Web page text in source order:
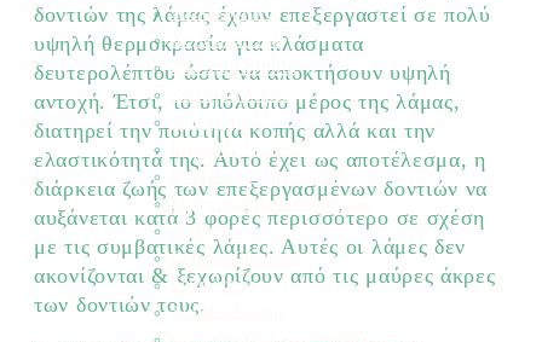
δοντιών της λάμας έχουν επεξεργαστεί σε πολύ
υψηλή θερμοκρασία για κλάσματα
δευτερολέπτου ώστε να αποκτήσουν υψηλή
αντοχή. Έτσι, το υπόλοιπο μέρος της λάμας,
διατηρεί την ποιότητα κοπής αλλά και την
ελαστικότητά της. Αυτό έχει ως αποτέλεσμα, η
διάρκεια ζωής των επεξεργασμένων δοντιών να
αυξάνεται κατά 3 φορές περισσότερο σε σχέση
με τις συμβατικές λάμες. Αυτές οι λάμες δεν
ακονίζονται & ξεχωρίζουν από τις μαύρες άκρες
των δοντιών τους.
Αλυσοπρίονα
Χορτοκοπτικά
Σύστημα Kombi
Σύστημα Multi
Φυσητήρες
Μηχανές Γκαζόν
Ψαλίδια Μπορντούρας
Μηχανήματα Καθαρισμού
Σκαπτικά
Ελαιοραβδιστικά
Τεμαχιστές
Αντλίες Νερού